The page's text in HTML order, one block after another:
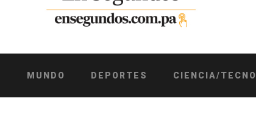
MUNDO DEPORTES CIENCIA/TECNO